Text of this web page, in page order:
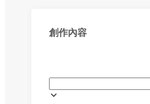
創作內容